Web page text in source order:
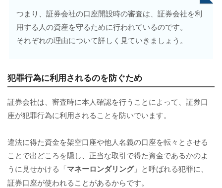
つまり、証券会社の口座開設時の審査は、証券会社を利
用する人の資産を守るために行われているのです。
それぞれの理由について詳しく見ていきましょう。
犯罪行為に利用されるのを防ぐため
証券会社は、審査時に本人確認を行うことによって、証券口
座が犯罪行為に利用されることを防いでいます。
違法に得た資金を架空口座や他人名義の口座を転々とさせる
ことで出どころを隠し、正当な取引で得た資金であるかのよ
うに見せかける「マネーロンダリング」と呼ばれる犯罪に、
証券口座が使われることがあるからです。